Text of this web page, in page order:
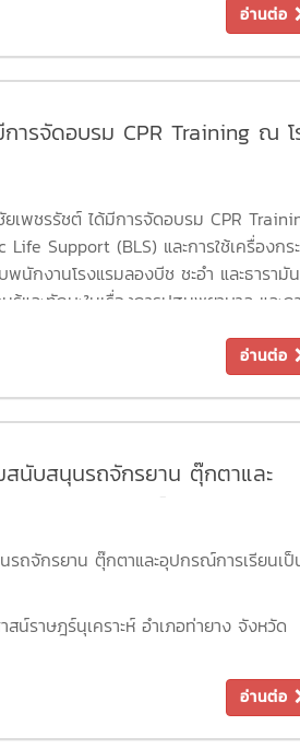
อ่านต่อ
ารจัดอบรม CPR Training ณ โ
ะอำ รีสอร์ท
เพชรรัชต์ ได้มีการจัดอบรม CPR
Support (BLS) และการใช้เครื่องกร
นักงานโรงแรมลองบีช ชะอำ และธารามั
และทักษะในเรื่องการปฐมพยาบาล และก
ภาพก่อนนําส่งโรงพยาบาล ซึ่งจะเป็นการล
บุรี #โรงพยาบาลเอกชน
อ่านต่อ
สนับสนุนรถจักรยาน ตุ๊กตาและ
รับกิจกรรมวันเด็ก
ถจักรยาน ตุ๊กตาและอุปกรณ์การเรียนเ
น์ราษฎร์นุเคราะห์ อำเภอท่ายาง จังหวัด
สาท) อำเภอชะอำ จังหวัดเพชรบุรี อ่านต่อ